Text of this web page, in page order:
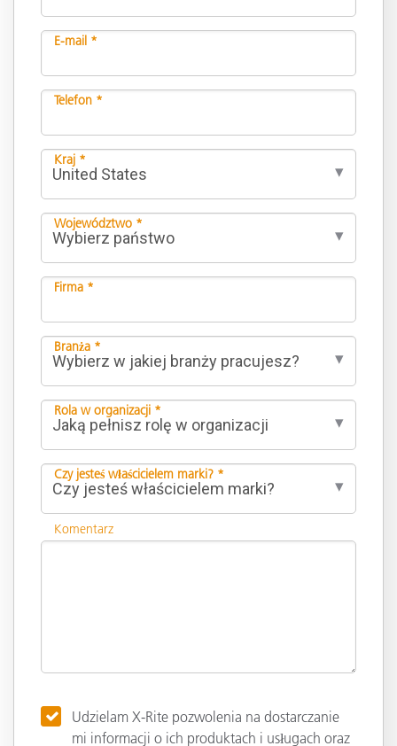
E-mail *
Telefon *
Kraj *
Województwo *
Firma *
Branża *
Rola w organizacji *
Czy jesteś właścicielem marki? *
Komentarz
Udzielam X-Rite pozwolenia na dostarczanie
mi informacji o ich produktach i usługach oraz